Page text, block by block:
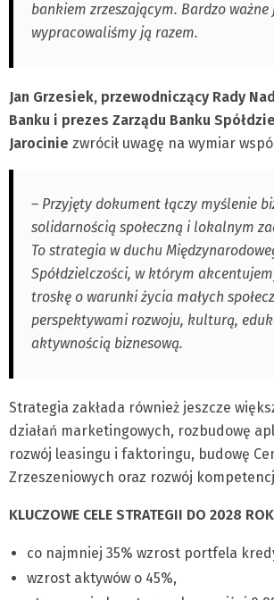
bankiem zrzeszającym. Bardzo ważne
wypracowaliśmy ją razem.
Jan Grzesiek, przewodniczący Rady
Banku i prezes Zarządu Banku
Jarocinie zwrócił uwagę na wymiar
– Przyjęty dokument łączy myślenie
solidarnością społeczną i lokalnym
To strategia w duchu
Spółdzielczości, w którym
troskę o warunki życia małych
perspektywami rozwoju, kulturą,
aktywnością biznesową.
Strategia zakłada również jeszcze
działań marketingowych, rozbudowę
rozwój leasingu i faktoringu, budowę
Zrzeszeniowych oraz rozwój
KLUCZOWE CELE STRATEGII DO 2028
co najmniej 35% wzrost portfela
wzrost aktywów o 45%,